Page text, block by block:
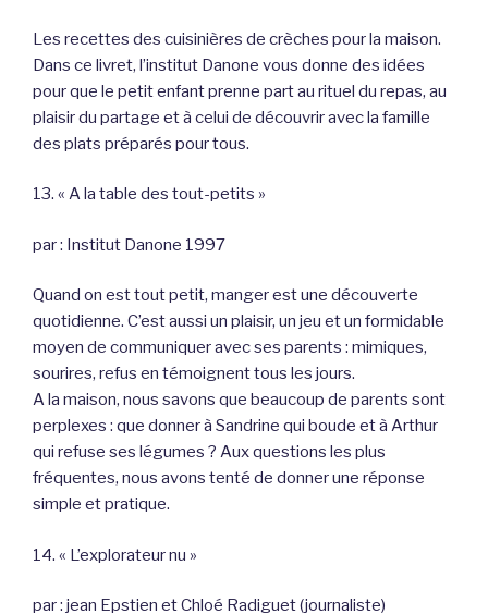
Les recettes des cuisinières de crèches pour la maison.
Dans ce livret, l’institut Danone vous donne des idées
pour que le petit enfant prenne part au rituel du repas, au
plaisir du partage et à celui de découvrir avec la famille
des plats préparés pour tous.
13. « A la table des tout-petits »
par : Institut Danone 1997
Quand on est tout petit, manger est une découverte
quotidienne. C’est aussi un plaisir, un jeu et un formidable
moyen de communiquer avec ses parents : mimiques,
sourires, refus en témoignent tous les jours.
A la maison, nous savons que beaucoup de parents sont
perplexes : que donner à Sandrine qui boude et à Arthur
qui refuse ses légumes ? Aux questions les plus
fréquentes, nous avons tenté de donner une réponse
simple et pratique.
14. « L’explorateur nu »
par : jean Epstien et Chloé Radiguet (journaliste)